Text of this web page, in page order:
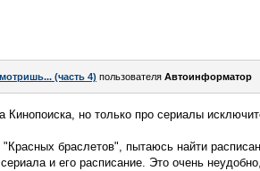
(часть 4) пользователя Автоинформатор
Кинопоиска, но только про сериалы
браслетов", пытаюсь найти
и его расписание. Это очень